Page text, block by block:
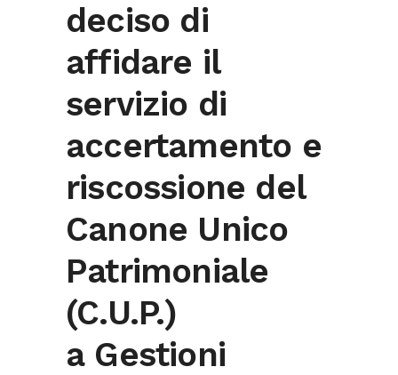
deciso di
affidare il
servizio di
accertamento e
riscossione del
Canone Unico
Patrimoniale
(C.U.P.)
a Gestioni